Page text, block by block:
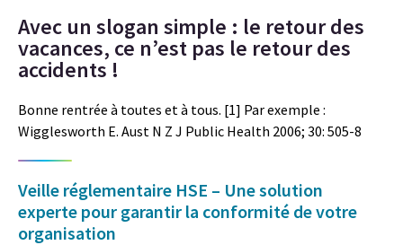
Avec un slogan simple : le retour des
vacances, ce n’est pas le retour des
accidents !
Bonne rentrée à toutes et à tous. [1] Par exemple :
Wigglesworth E. Aust N Z J Public Health 2006; 30: 505-8
Veille réglementaire HSE – Une solution
experte pour garantir la conformité de votre
organisation